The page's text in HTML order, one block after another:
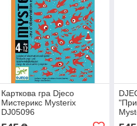
Карткова гра Djeco
Мистерикс Mysterix
DJ05096